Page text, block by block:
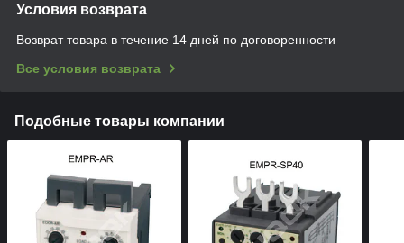
Условия возврата
Возврат товара в течение 14 дней по договоренности
Все условия возврата
Подобные товары компании